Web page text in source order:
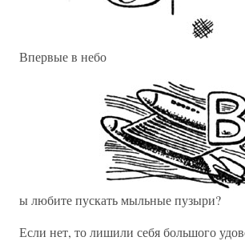
Впервые в небо
ы любите пускать мыльные пузыри?
Если нет, то лишили себя большого